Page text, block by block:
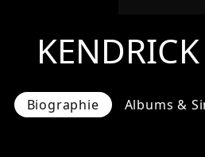
Biographie Albums &